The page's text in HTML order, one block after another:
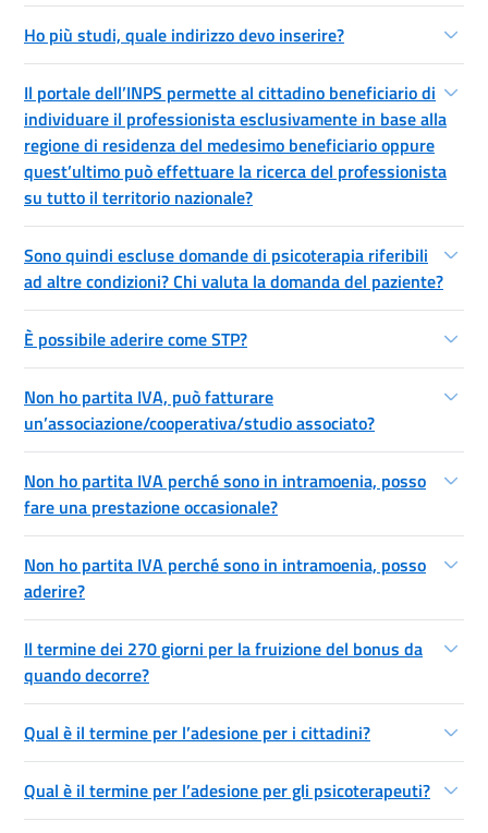
Ho più studi, quale indirizzo devo inserire?
Il portale dell’INPS permette al cittadino beneficiario di
individuare il professionista esclusivamente in base alla
regione di residenza del medesimo beneficiario oppure
quest’ultimo può effettuare la ricerca del professionista
su tutto il territorio nazionale?
Sono quindi escluse domande di psicoterapia riferibili
ad altre condizioni? Chi valuta la domanda del paziente?
È possibile aderire come STP?
Non ho partita IVA, può fatturare
un’associazione/cooperativa/studio associato?
Non ho partita IVA perché sono in intramoenia, posso
fare una prestazione occasionale?
Non ho partita IVA perché sono in intramoenia, posso
aderire?
Il termine dei 270 giorni per la fruizione del bonus da
quando decorre?
Qual è il termine per l’adesione per i cittadini?
Qual è il termine per l’adesione per gli psicoterapeuti?